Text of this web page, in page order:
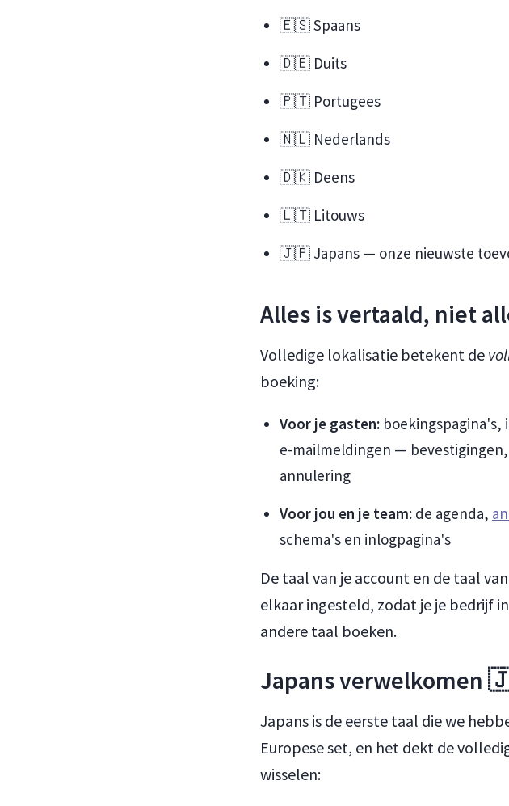
🇪🇸 Spaans
🇩🇪 Duits
🇵🇹 Portugees
🇳🇱 Nederlands
🇩🇰 Deens
🇱🇹 Litouws
🇯🇵 Japans — onze nieuwste
Alles is vertaald, niet
Volledige lokalisatie betekent de
boeking:
Voor je gasten:
e-mailmeldingen —
annulering
Voor jou en je team: de agenda,
schema's en inlogpagina's
De taal van je account en de taal
elkaar ingesteld, zodat je je bedrijf
andere taal boeken.
Japans verwelkomen
Japans is de eerste taal die we
Europese set, en het dekt de
wisselen: